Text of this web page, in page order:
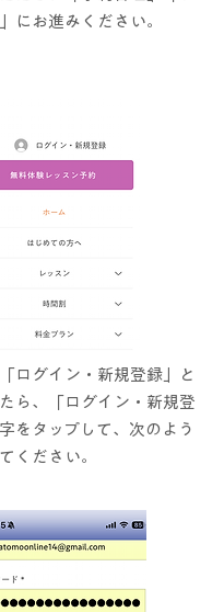
にお進みください。
ログイン・新規登録」と
ら、「ログイン・新規登
をタップして、次のよう
ください。